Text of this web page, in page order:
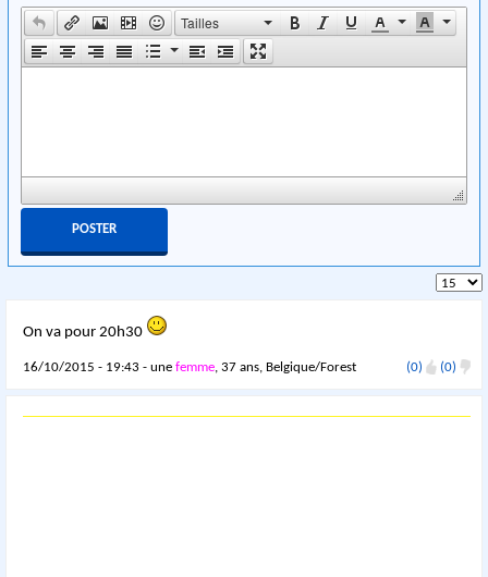
Tailles
On va pour 20h30
16/10/2015 - 19:43 - unefemme, 37 ans, Belgique/Forest (0) (0)